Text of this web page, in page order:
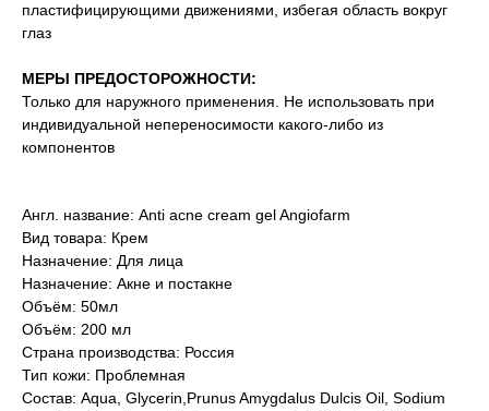
пластифицирующими движениями, избегая область вокруг
глаз
МЕРЫ ПРЕДОСТОРОЖНОСТИ:
Только для наружного применения. Не использовать при
индивидуальной непереносимости какого-либо из
компонентов
Англ. название: Anti acne cream gel Angiofarm
Вид товара: Крем
Назначение: Для лица
Назначение: Акне и постакне
Объём: 50мл
Объём: 200 мл
Страна производства: Россия
Тип кожи: Проблемная
Состав: Aqua, Glycerin,Prunus Amygdalus Dulcis Oil, Sodium